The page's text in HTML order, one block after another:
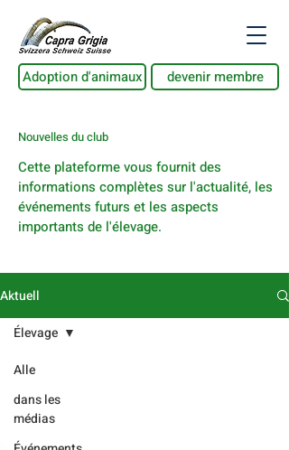
Adoption d'animaux devenir membre
Nouvelles du club
Cette plateforme vous fournit des
informations complètes sur l'actualité, les
événements futurs et les aspects
importants de l'élevage.
Aktuell
Alle
dans les
médias
Élevage